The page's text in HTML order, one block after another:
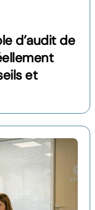
d’audit de
et